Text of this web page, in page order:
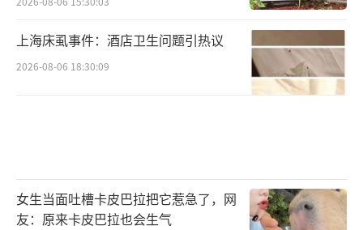
上海床虱事件：酒店卫生问题引热议
2026-08-06 18:30:09
女生当面吐槽卡皮巴拉把它惹急了，网
友：原来卡皮巴拉也会生气